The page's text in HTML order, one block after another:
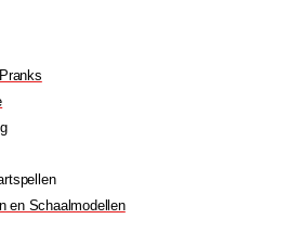
en Schaalmodellen